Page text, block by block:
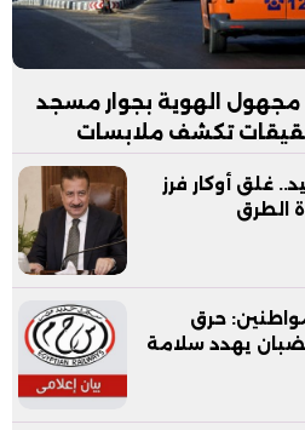
مجهول الهوية بجوار مسجد
تكشف ملابسات
غلق أوكار فرز
الطرق
حرق
يهدد سلامة